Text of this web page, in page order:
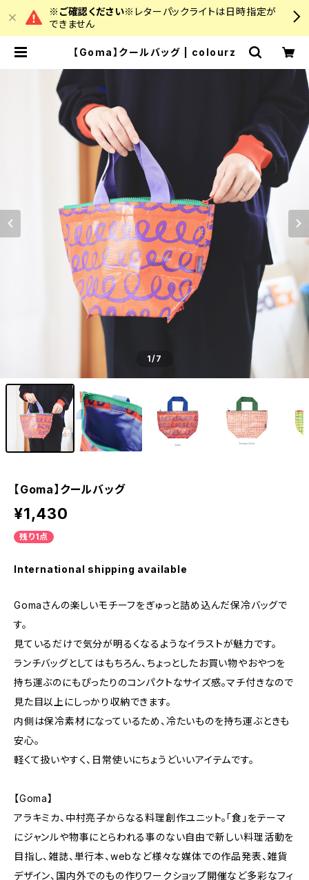
※ご確認ください※ レターパックライトは日時指定が
できません
【Goma】クールバッグ | colourz
1/7
【Goma】クールバッグ
¥1,430
残り1点
International shipping available
Gomaさんの楽しいモチーフをぎゅっと詰め込んだ保冷バッグで
す。
見ているだけで気分が明るくなるようなイラストが魅力です。
ランチバッグとしてはもちろん、ちょっとしたお買い物やおやつを
持ち運ぶのにもぴったりのコンパクトなサイズ感。マチ付きなので
見た目以上にしっかり収納できます。
内側は保冷素材になっているため、冷たいものを持ち運ぶときも
安心。
軽くて扱いやすく、日常使いにちょうどいいアイテムです。
【Goma】
アラキミカ、中村亮子からなる料理創作ユニット。「食」をテーマ
にジャンルや物事にとらわれる事のない自由で新しい料理活動を
目指し、雑誌、単行本、webなど様々な媒体での作品発表、雑貨
デザイン、国内外でのもの作りワークショップ開催など多彩なフィ